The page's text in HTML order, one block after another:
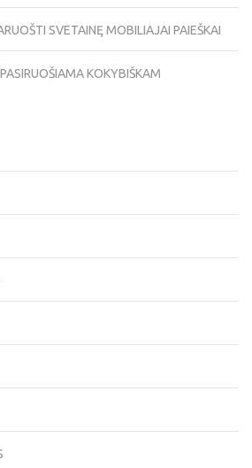
SVETAINĘ MOBILIAJAI PAIEŠKAI
KOKYBIŠKAM